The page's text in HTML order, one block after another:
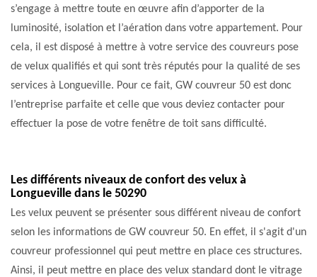
s’engage à mettre toute en œuvre afin d’apporter de la
luminosité, isolation et l’aération dans votre appartement. Pour
cela, il est disposé à mettre à votre service des couvreurs pose
de velux qualifiés et qui sont très réputés pour la qualité de ses
services à Longueville. Pour ce fait, GW couvreur 50 est donc
l’entreprise parfaite et celle que vous deviez contacter pour
effectuer la pose de votre fenêtre de toit sans difficulté.
Les différents niveaux de confort des velux à
Longueville dans le 50290
Les velux peuvent se présenter sous différent niveau de confort
selon les informations de GW couvreur 50. En effet, il s'agit d'un
couvreur professionnel qui peut mettre en place ces structures.
Ainsi, il peut mettre en place des velux standard dont le vitrage